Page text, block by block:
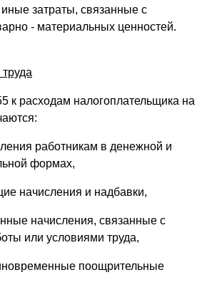
затраты, связанные с
- материальных ценностей.
к расходам налогоплательщика на
работникам в денежной и
формах,
начисления и надбавки,
начисления, связанные с
или условиями труда,
поощрительные